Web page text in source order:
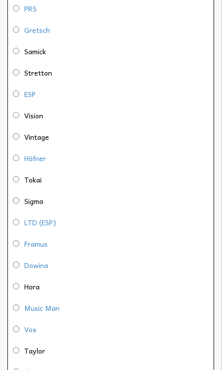
PRS
Gretsch
Samick
Stretton
ESP
Vision
Vintage
Höfner
Tokai
Sigma
LTD (ESP)
Framus
Dowina
Hora
Music Man
Vox
Taylor